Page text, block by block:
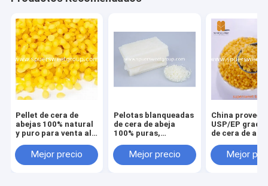
Pellet de cera de
abejas 100% natural
y puro para venta al
Mejor precio
Pelotas blanqueadas
de cera de abeja
100% puras,
cera de abeja
Mejor precio
China
USP/EP grado
de cera de
Granulado de
abeja
Mejor